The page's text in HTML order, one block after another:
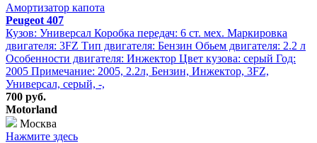
Амортизатор капота
Peugeot 407
Кузов: Универсал Коробка передач: 6 ст. мех. Маркировка
двигателя: 3FZ Тип двигателя: Бензин Обьем двигателя: 2.2 л
Особенности двигателя: Инжектор Цвет кузова: серый Год:
2005 Примечание: 2005, 2.2л, Бензин, Инжектор, 3FZ,
Универсал, серый, -,
700 руб.
Motorland
Москва
Нажмите здесь